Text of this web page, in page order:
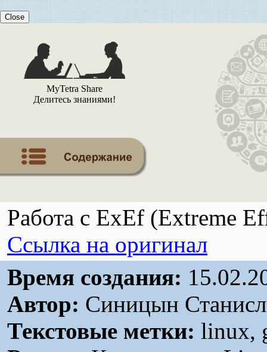
Close
MyTetra Share
Делитесь знаниями!
Работа с ExEf (Extreme
Ссылка на оригинал
Время создания:
Автор: Синицын
Текстовые метки: linux,